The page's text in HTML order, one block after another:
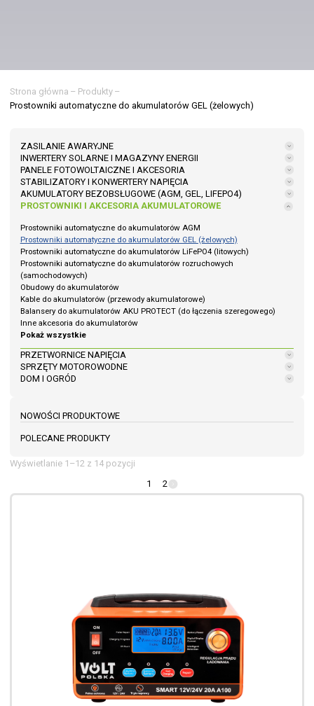
Strona główna – Produkty –
Prostowniki automatyczne do akumulatorów GEL (żelowych)
ZASILANIE AWARYJNE
INWERTERY SOLARNE I MAGAZYNY ENERGII
PANELE FOTOWOLTAICZNE I AKCESORIA
STABILIZATORY I KONWERTERY NAPIĘCIA
AKUMULATORY BEZOBSŁUGOWE (AGM, GEL, LIFEPO4)
PROSTOWNIKI I AKCESORIA AKUMULATOROWE
Prostowniki automatyczne do akumulatorów AGM
Prostowniki automatyczne do akumulatorów GEL (żelowych)
Prostowniki automatyczne do akumulatorów LiFePO4 (litowych)
Prostowniki automatyczne do akumulatorów rozruchowych
(samochodowych)
Obudowy do akumulatorów
Kable do akumulatorów (przewody akumulatorowe)
Balansery do akumulatorów AKU PROTECT (do łączenia szeregowego)
Inne akcesoria do akumulatorów
Pokaż wszystkie
PRZETWORNICE NAPIĘCIA
SPRZĘTY MOTOROWODNE
DOM I OGRÓD
NOWOŚCI PRODUKTOWE
POLECANE PRODUKTY
Wyświetlanie 1–12 z 14 pozycji
1
2